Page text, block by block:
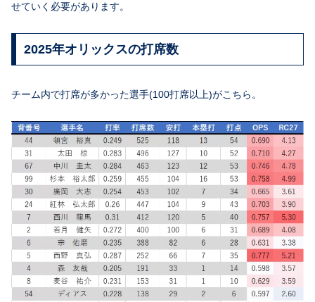
せていく必要があります。
2025年オリックスの打席数
チーム内で打席が多かった選手(100打席以上)がこちら。